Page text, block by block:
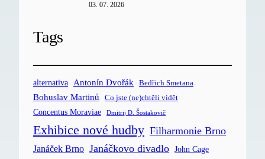
03. 07. 2026
Tags
alternativa Antonín Dvořák Bedřich Smetana
Bohuslav Martinů Co jste (ne)chtěli vidět
Concentus Moraviae Dmitrij D. Šostakovič
Exhibice nové hudby Filharmonie Brno
Janáček Brno Janáčkovo divadlo John Cage